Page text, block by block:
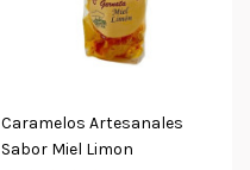
Caramelos Artesanales
Sabor Miel Limon